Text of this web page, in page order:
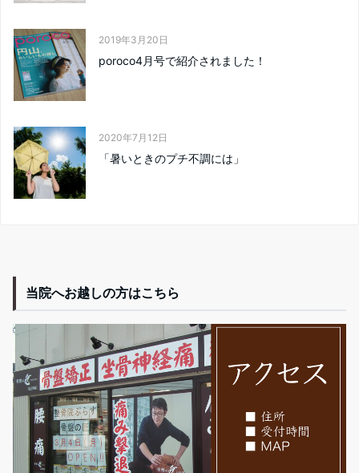
2019年3月20日
poroco4月号で紹介されました！
2020年7月12日
「暑いときのプチ不調には」
当院へお越しの方はこちら